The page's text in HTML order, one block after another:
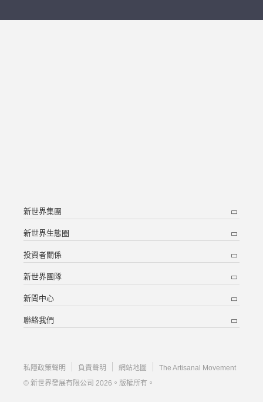
新世界集團
新世界生態圈
投資者關係
新世界團隊
新聞中心
聯絡我們
私隱政策聲明 負責聲明 網站地圖
The Artisanal Movement
© 新世界發展有限公司 2026。版權所有。